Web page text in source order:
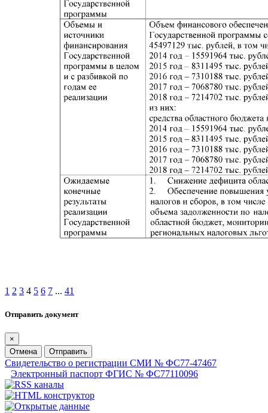
1 2 3 4 5 6 7 ... 41
Отправить документ
×
Отмена
Отправить
Свидетельство о регистрации СМИ № ФС77-47467
Электронный паспорт ФГИС № ФС77110096